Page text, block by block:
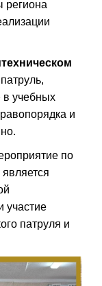
региона
в учебных
и
по
участие
патруля и